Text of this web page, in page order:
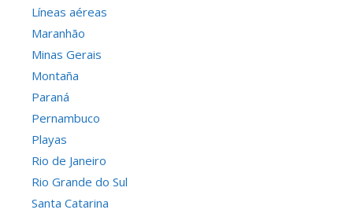
Líneas aéreas
Maranhão
Minas Gerais
Montaña
Paraná
Pernambuco
Playas
Rio de Janeiro
Rio Grande do Sul
Santa Catarina